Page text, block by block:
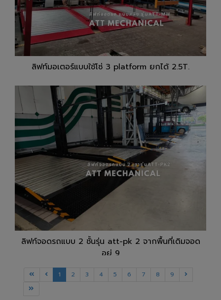
ลิฟท์มอเตอร์แบบใช้โซ่ 3 platform ยกได้ 2.5T.
ลิฟท์จอดรถแบบ 2 ชั้นรุ่น att-pk 2 จากพื้นที่เดิมจอด
อยู่ 9
1 2 3 4 5 6 7 8 9